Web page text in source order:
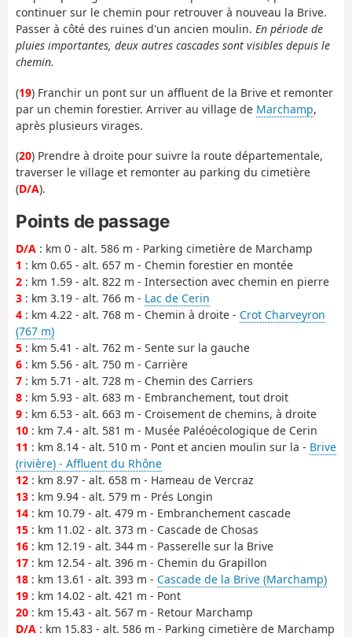
continuer sur le chemin pour retrouver à nouveau la Brive.
Passer à côté des ruines d'un ancien moulin. En période de
pluies importantes, deux autres cascades sont visibles depuis le
chemin.
(19) Franchir un pont sur un affluent de la Brive et remonter
par un chemin forestier. Arriver au village de Marchamp,
après plusieurs virages.
(20) Prendre à droite pour suivre la route départementale,
traverser le village et remonter au parking du cimetière
(D/A).
Points de passage
D/A : km 0 - alt. 586 m - Parking cimetière de Marchamp
1 : km 0.65 - alt. 657 m - Chemin forestier en montée
2 : km 1.59 - alt. 822 m - Intersection avec chemin en pierre
3 : km 3.19 - alt. 766 m - Lac de Cerin
4 : km 4.22 - alt. 768 m - Chemin à droite - Crot Charveyron
(767 m)
5 : km 5.41 - alt. 762 m - Sente sur la gauche
6 : km 5.56 - alt. 750 m - Carrière
7 : km 5.71 - alt. 728 m - Chemin des Carriers
8 : km 5.93 - alt. 683 m - Embranchement, tout droit
9 : km 6.53 - alt. 663 m - Croisement de chemins, à droite
10 : km 7.4 - alt. 581 m - Musée Paléoécologique de Cerin
11 : km 8.14 - alt. 510 m - Pont et ancien moulin sur la - Brive
(rivière) - Affluent du Rhône
12 : km 8.97 - alt. 658 m - Hameau de Vercraz
13 : km 9.94 - alt. 579 m - Prés Longin
14 : km 10.79 - alt. 479 m - Embranchement cascade
15 : km 11.02 - alt. 373 m - Cascade de Chosas
16 : km 12.19 - alt. 344 m - Passerelle sur la Brive
17 : km 12.54 - alt. 396 m - Chemin du Grapillon
18 : km 13.61 - alt. 393 m - Cascade de la Brive (Marchamp)
19 : km 14.02 - alt. 421 m - Pont
20 : km 15.43 - alt. 567 m - Retour Marchamp
D/A : km 15.83 - alt. 586 m - Parking cimetière de Marchamp